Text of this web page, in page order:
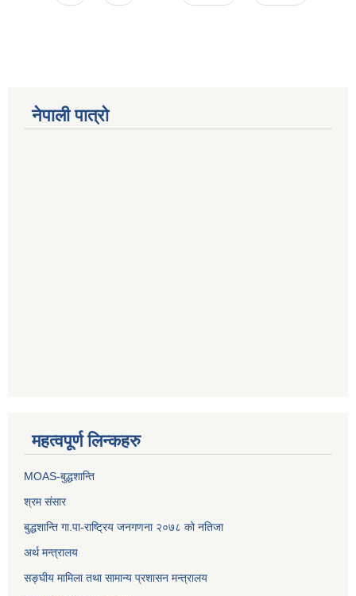
नेपाली पात्रो
महत्वपूर्ण लिन्कहरु
MOAS-बुद्धशान्ति
श्रम संसार
बुद्धशान्ति गा.पा-राष्ट्रिय जनगणना २०७८ को नतिजा
अर्थ मन्त्रालय
सङ्‍घीय मामिला तथा सामान्य प्रशासन मन्त्रालय